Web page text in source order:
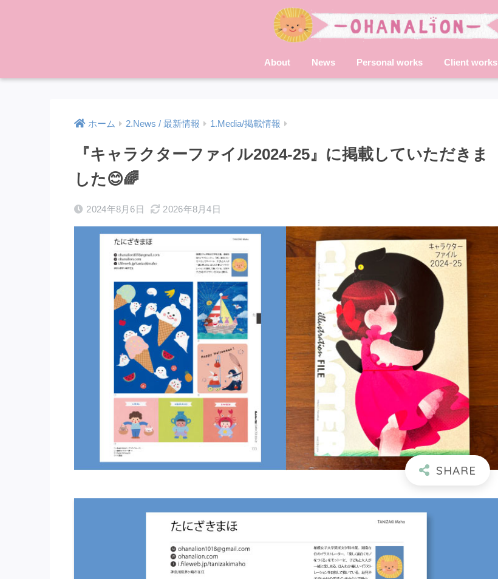
About News Personal works Client works
ホーム 2.News / 最新情報 1.Media/掲載情報
『キャラクターファイル2024-25』に掲載していただきま
した😊🌈
2024年8月6日 2026年8月4日